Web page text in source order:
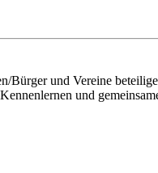
und Vereine
und